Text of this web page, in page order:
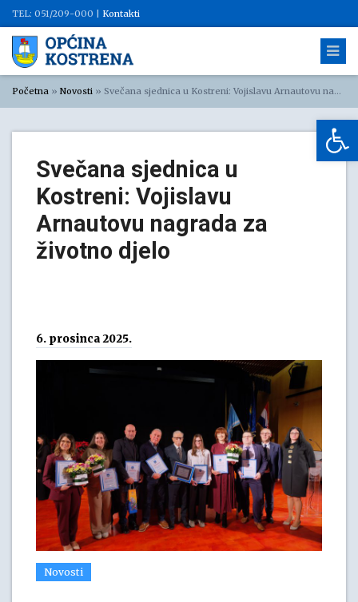
TEL: 051/209-000 | Kontakti
Početna » Novosti » Svečana sjednica u Kostreni: Vojislavu Arnautovu nagrada za životno djelo
Svečana sjednica u
Kostreni: Vojislavu
Arnautovu nagrada za
životno djelo
6. prosinca 2025.
Novosti